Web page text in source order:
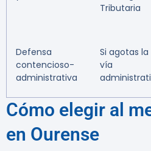
Tributaria
Defensa
contencioso-
administrativa
Si agotas la
vía
Cómo elegir al
en Ourense